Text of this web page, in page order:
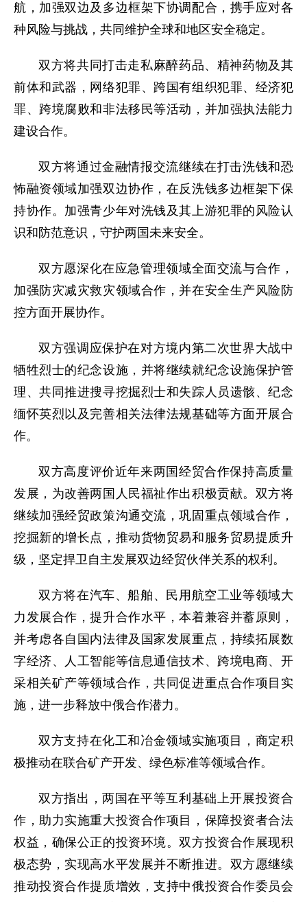
航，加强双边及多边框架下协调配合，携手应对各
种风险与挑战，共同维护全球和地区安全稳定。
双方将共同打击走私麻醉药品、精神药物及其
前体和武器，网络犯罪、跨国有组织犯罪、经济犯
罪、跨境腐败和非法移民等活动，并加强执法能力
建设合作。
双方将通过金融情报交流继续在打击洗钱和恐
怖融资领域加强双边协作，在反洗钱多边框架下保
持协作。加强青少年对洗钱及其上游犯罪的风险认
识和防范意识，守护两国未来安全。
双方愿深化在应急管理领域全面交流与合作，
加强防灾减灾救灾领域合作，并在安全生产风险防
控方面开展协作。
双方强调应保护在对方境内第二次世界大战中
牺牲烈士的纪念设施，并将继续就纪念设施保护管
理、共同推进搜寻挖掘烈士和失踪人员遗骸、纪念
缅怀英烈以及完善相关法律法规基础等方面开展合
作。
双方高度评价近年来两国经贸合作保持高质量
发展，为改善两国人民福祉作出积极贡献。双方将
继续加强经贸政策沟通交流，巩固重点领域合作，
挖掘新的增长点，推动货物贸易和服务贸易提质升
级，坚定捍卫自主发展双边经贸伙伴关系的权利。
双方将在汽车、船舶、民用航空工业等领域大
力发展合作，提升合作水平，本着兼容并蓄原则，
并考虑各自国内法律及国家发展重点，持续拓展数
字经济、人工智能等信息通信技术、跨境电商、开
采相关矿产等领域合作，共同促进重点合作项目实
施，进一步释放中俄合作潜力。
双方支持在化工和冶金领域实施项目，商定积
极推动在联合矿产开发、绿色标准等领域合作。
双方指出，两国在平等互利基础上开展投资合
作，助力实施重大投资合作项目，保障投资者合法
权益，确保公正的投资环境。双方投资合作展现积
极态势，实现高水平发展并不断推进。双方愿继续
推动投资合作提质增效，支持中俄投资合作委员会